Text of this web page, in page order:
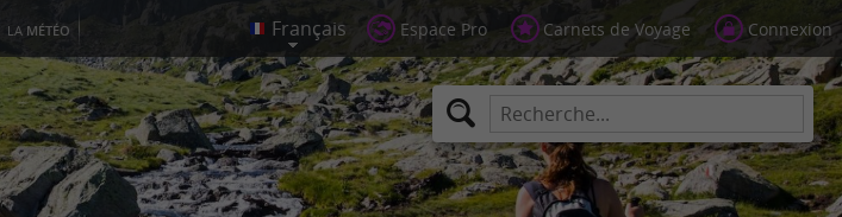
LA MÉTÉO Espace Pro Carnets de Voyage Connexion